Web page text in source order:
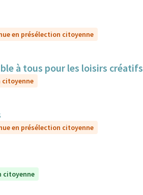
en présélection citoyenne
à tous pour les loisirs créatifs
citoyenne
en présélection citoyenne
citoyenne